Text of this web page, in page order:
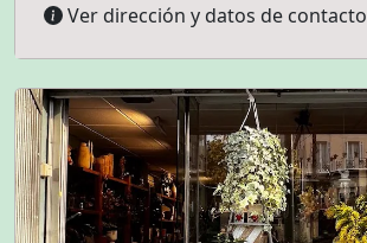
Ver dirección y datos de contacto